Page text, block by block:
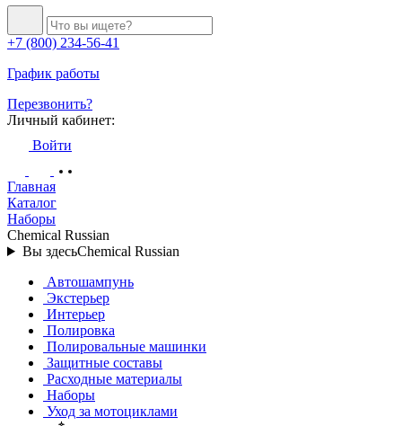
+7 (800) 234-56-41
График работы
Перезвонить?
Личный кабинет:
Войти
Главная
Каталог
Наборы
Chemical Russian
Вы здесьChemical Russian
Автошампунь
Экстерьер
Интерьер
Полировка
Полировальные машинки
Защитные составы
Расходные материалы
Наборы
Уход за мотоциклами